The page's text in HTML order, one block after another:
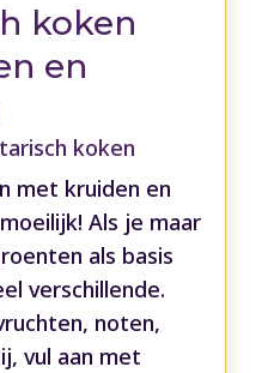
koken
en
koken
met kruiden en
Als je maar
als basis
verschillende.
noten,
vul aan met